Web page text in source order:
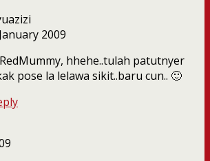
2009
hhehe..tulah patutnyer
pose la lelawa sikit..baru cun.. 🙂